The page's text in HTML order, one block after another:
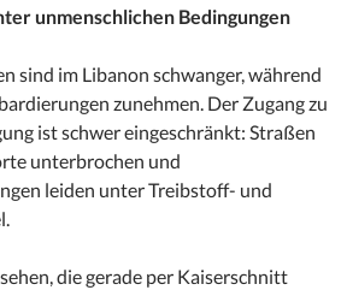
unmenschlichen Bedingungen
sind im Libanon schwanger, während
zunehmen. Der Zugang zu
ist schwer eingeschränkt: Straßen
unterbrochen und
leiden unter Treibstoff- und
die gerade per Kaiserschnitt